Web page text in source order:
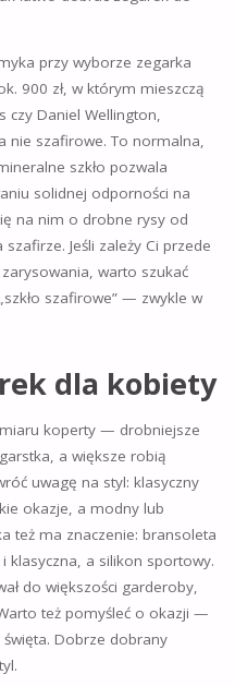
przy wyborze zegarka
900 zł, w którym mieszczą
czy Daniel Wellington,
nie szafirowe. To normalna,
szkło pozwala
solidnej odporności na
na nim o drobne rysy od
Jeśli zależy Ci przede
warto szukać
szafirowe” — zwykle w
dla kobiety
koperty — drobniejsze
a większe robią
uwagę na styl: klasyczny
okazje, a modny lub
też ma znaczenie: bransoleta
klasyczna, a silikon sportowy.
do większości garderoby,
też pomyśleć o okazji —
Dobrze dobrany